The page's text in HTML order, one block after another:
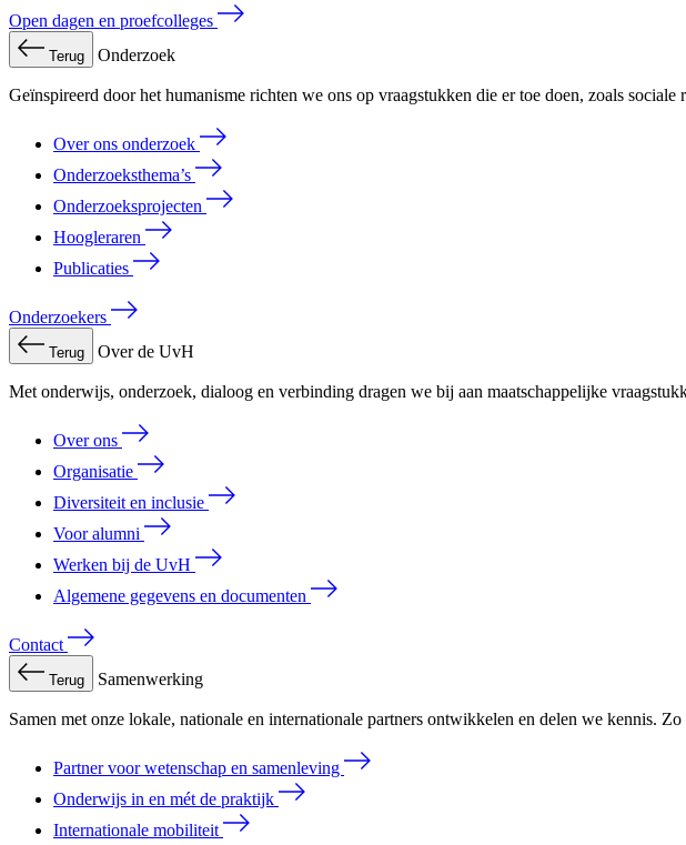
Open dagen en proefcolleges
Terug Onderzoek
Geïnspireerd door het humanisme richten we ons op vraagstukken die er toe doen, zoals
Over ons onderzoek
Onderzoeksthema’s
Onderzoeksprojecten
Hoogleraren
Publicaties
Onderzoekers
Terug Over de UvH
Met onderwijs, onderzoek, dialoog en verbinding dragen we bij aan maatschappelijke
Over ons
Organisatie
Diversiteit en inclusie
Voor alumni
Werken bij de UvH
Algemene gegevens en documenten
Contact
Terug Samenwerking
Samen met onze lokale, nationale en internationale partners ontwikkelen en delen we kennis.
Partner voor wetenschap en samenleving
Onderwijs in en mét de praktijk
Internationale mobiliteit